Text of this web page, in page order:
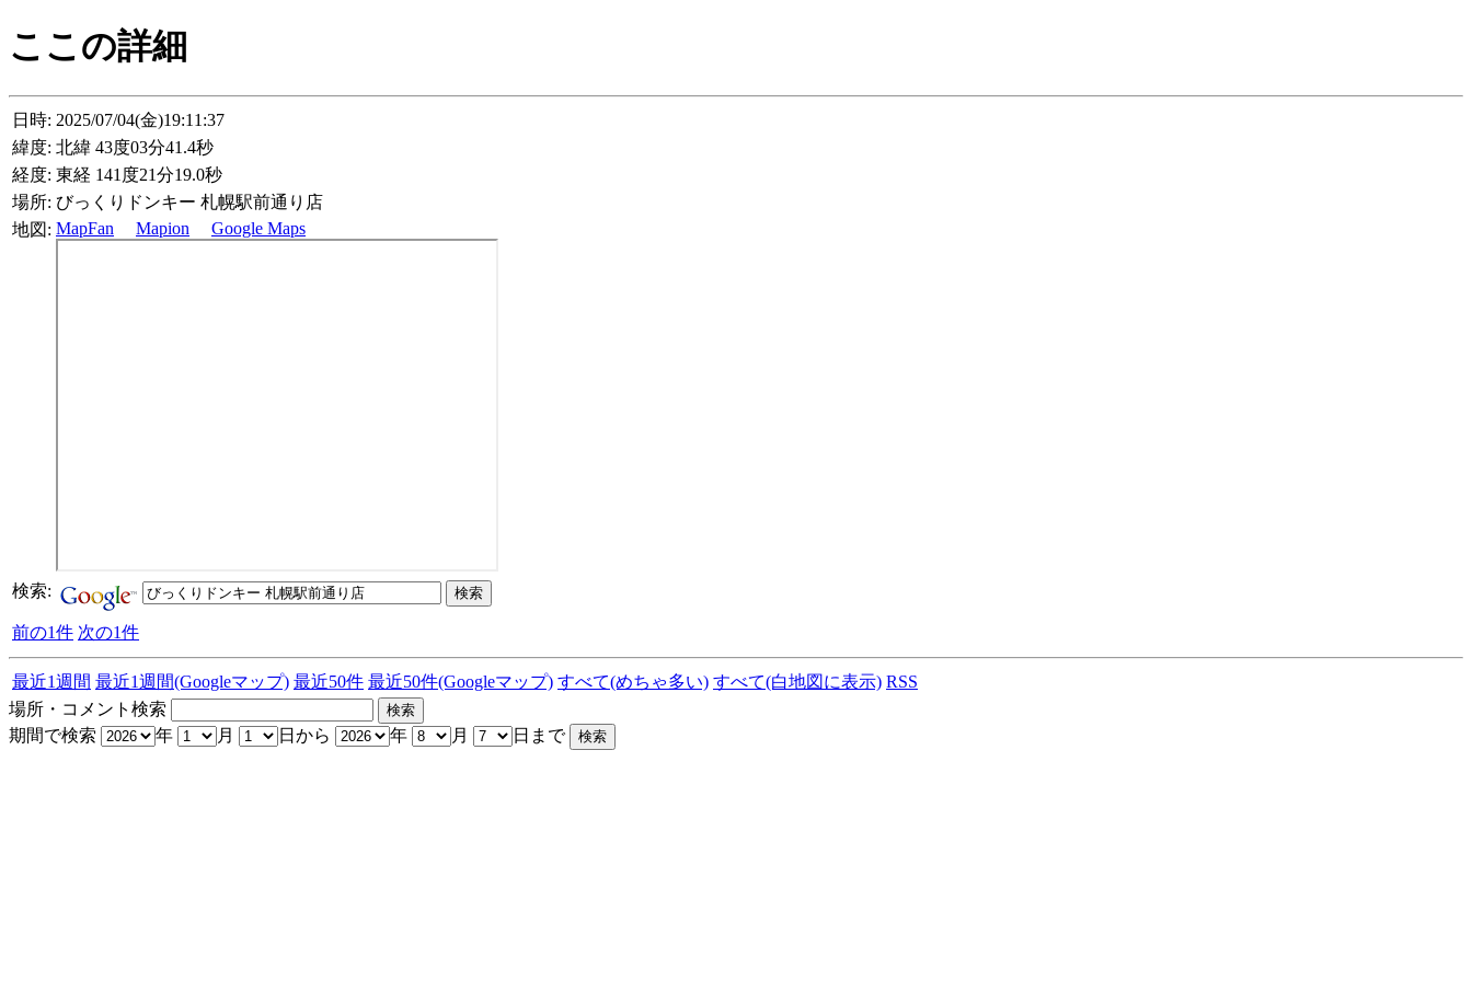
ここの詳細
日時: 2025/07/04(金)19:11:37
緯度: 北緯 43度03分41.4秒
経度: 東経 141度21分19.0秒
場所: びっくりドンキー 札幌駅前通り店
地図: MapFan Mapion Google Maps
検索:
前の1件 次の1件
最近1週間 最近1週間(Googleマップ) 最近50件 最近50件(Googleマップ) すべて(めちゃ多い) すべて(白地図に表示) RSS
場所・コメント検索
期間で検索
年 月 日から 年 月 日まで